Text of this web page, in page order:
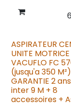
ASPIRATEUR
UNITE MOTRICE
VACUFLO FC
(jusqu'a 350 M²)
GARANTIE 2
inter 9 M + 8
accessoires +